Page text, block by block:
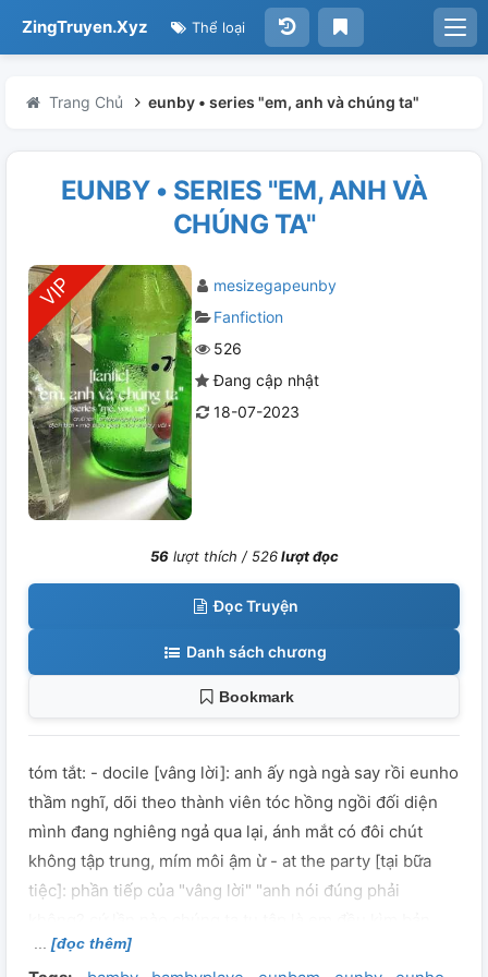
ZingTruyen.Xyz Thể loại
Trang Chủ eunby • series "em, anh và chúng ta"
EUNBY • SERIES "EM, ANH VÀ
CHÚNG TA"
mesizegapeunby
Fanfiction
526
Đang cập nhật
18-07-2023
56lượt thích /526lượt đọc
Đọc Truyện
Danh sách chương
Bookmark
tóm tắt: - docile [vâng lời]: anh ấy ngà ngà say rồi eunho
thầm nghĩ, dõi theo thành viên tóc hồng ngồi đối diện
mình đang nghiêng ngả qua lại, ánh mắt có đôi chút
không tập trung, mím môi ậm ừ - at the party [tại bữa
tiệc]: phần tiếp của "vâng lời" "anh nói đúng phải
thân lại. có lý do cả đúng chứ?" "dạ, có ạ" note: - người
[đọc thêm]